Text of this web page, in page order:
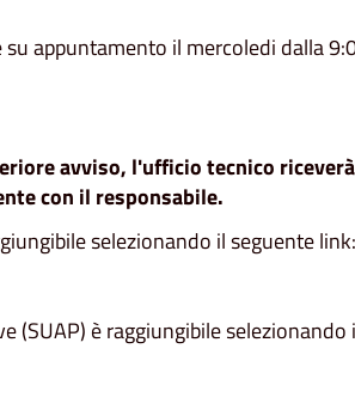
appuntamento il mercoledi dalla
avviso, l'ufficio tecnico
con il responsabile.
selezionando il seguente link:
è raggiungibile selezionando